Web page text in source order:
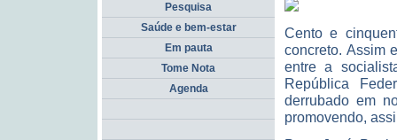
Cento e
concreto. Assim
entre a
República
derrubado em
promovendo,
Pesquisa
Saúde e bem-estar
Em pauta
Tome Nota
Agenda